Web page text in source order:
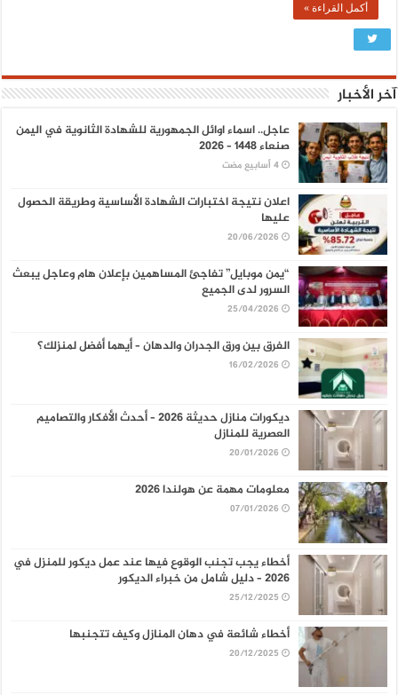
أكمل القراءة »
آخر الأخبار
عاجل.. اسماء اوائل الجمهورية للشهادة الثانوية في اليمن
صنعاء 1448 – 2026
اعلان نتيجة اختبارات الشهادة الأساسية وطريقة الحصول
عليها
20/06/2026
“يمن موبايل” تفاجئ المساهمين بإعلان هام وعاجل يبعث
السرور لدى الجميع
25/04/2026
الفرق بين ورق الجدران والدهان – أيهما أفضل لمنزلك؟
16/02/2026
ديكورات منازل حديثة 2026 – أحدث الأفكار والتصاميم
العصرية للمنازل
20/01/2026
معلومات مهمة عن هولندا 2026
07/01/2026
أخطاء يجب تجنب الوقوع فيها عند عمل ديكور للمنزل في
2026 – دليل شامل من خبراء الديكور
25/12/2025
أخطاء شائعة في دهان المنازل وكيف تتجنبها
20/12/2025